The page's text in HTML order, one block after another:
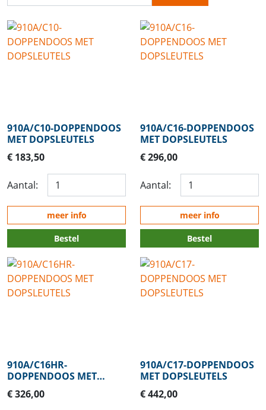
910A/C10-DOPPENDOOS
MET DOPSLEUTELS
€ 183,50
Aantal:
meer info
Bestel
910A/C16-DOPPENDOOS
MET DOPSLEUTELS
€ 296,00
Aantal:
meer info
Bestel
910A/C16HR-
DOPPENDOOS MET
DOPSLEUTELS
€ 326,00
910A/C17-DOPPENDOOS
MET DOPSLEUTELS
€ 442,00